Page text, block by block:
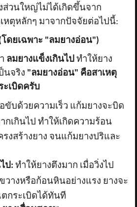
วนใหญ่ไม่ได้เกิดขึ้นจาก
หตุหลักๆ มาจากปัจจัยต่อไปนี้:
ดยเฉพาะ "ลมยางอ่อน")
ลมยางแข็งเกินไป ทำให้ยาง
นจริง "ลมยางอ่อน" คือสาเหตุ
ะเบิดครับ
ขับด้วยความเร็ว แก้มยางจะบิด
กเกินไป ทำให้เกิดความร้อน
งสร้างยาง จนแก้มยางปริและ
ป: ทำให้ยางตึงมาก เมื่อวิ่งไป
วางหรือก้อนหินอย่างแรง ยางจะ
กระเบิดได้ทันที